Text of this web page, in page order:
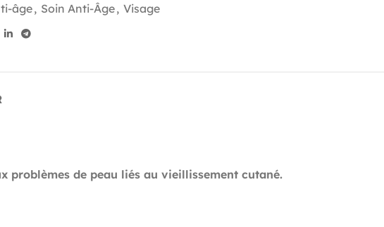
âge, Soin Anti-Âge, Visage
problèmes de peau liés au vieillissement cutané.